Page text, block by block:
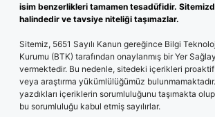
isim benzerlikleri tamamen tesadüfidir.
halindedir ve tavsiye niteliği taşımazlar.
Sitemiz, 5651 Sayılı Kanun gereğince Bilgi
Kurumu (BTK) tarafından onaylanmış bir Yer
vermektedir. Bu nedenle, sitedeki içerikleri
veya araştırma yükümlülüğümüz
yazdıkları içeriklerin sorumluluğunu taşımakta
bu sorumluluğu kabul etmiş sayılırlar.